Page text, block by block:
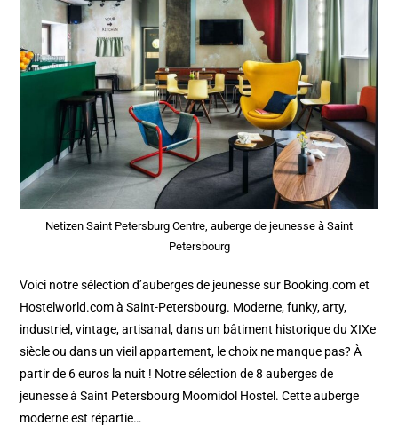
Netizen Saint Petersburg Centre, auberge de jeunesse à Saint
Petersbourg
Voici notre sélection d’auberges de jeunesse sur Booking.com et
Hostelworld.com à Saint-Petersbourg. Moderne, funky, arty,
industriel, vintage, artisanal, dans un bâtiment historique du XIXe
siècle ou dans un vieil appartement, le choix ne manque pas? À
partir de 6 euros la nuit ! Notre sélection de 8 auberges de
jeunesse à Saint Petersbourg Moomidol Hostel. Cette auberge
moderne est répartie…